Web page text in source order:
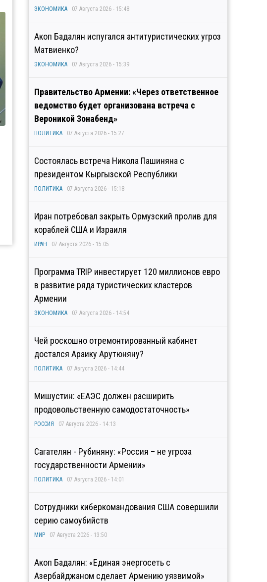
ЭКОНОМИКА 07 Августа 2026 - 15:48
Акоп Бадалян испугался антитуристических угроз
Матвиенко?
ЭКОНОМИКА 07 Августа 2026 - 15:39
Правительство Армении: «Через ответственное
ведомство будет организована встреча с
Вероникой Зонабенд»
ПОЛИТИКА 07 Августа 2026 - 15:27
Состоялась встреча Никола Пашиняна с
президентом Кыргызской Республики
ПОЛИТИКА 07 Августа 2026 - 15:18
Иран потребовал закрыть Ормузский пролив для
кораблей США и Израиля
ИРАН 07 Августа 2026 - 15:05
Программа TRIP инвестирует 120 миллионов евро
в развитие ряда туристических кластеров
Армении
ЭКОНОМИКА 07 Августа 2026 - 14:54
Чей роскошно отремонтированный кабинет
достался Араику Арутюняну?
ПОЛИТИКА 07 Августа 2026 - 14:44
Мишустин: «ЕАЭС должен расширить
продовольственную самодостаточность»
РОССИЯ 07 Августа 2026 - 14:13
Сагателян - Рубиняну: «Россия – не угроза
государственности Армении»
ПОЛИТИКА 07 Августа 2026 - 14:01
Сотрудники киберкомандования США совершили
серию самоубийств
МИР 07 Августа 2026 - 13:50
Акоп Бадалян: «Единая энергосеть с
Азербайджаном сделает Армению уязвимой»